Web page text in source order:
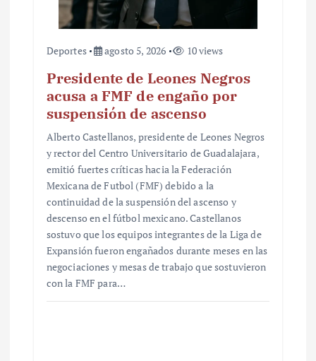
Deportes agosto 5, 2026 10 views
Presidente de Leones Negros
acusa a FMF de engaño por
suspensión de ascenso
Alberto Castellanos, presidente de Leones Negros
y rector del Centro Universitario de Guadalajara,
emitió fuertes críticas hacia la Federación
Mexicana de Futbol (FMF) debido a la
continuidad de la suspensión del ascenso y
descenso en el fútbol mexicano. Castellanos
sostuvo que los equipos integrantes de la Liga de
Expansión fueron engañados durante meses en las
negociaciones y mesas de trabajo que sostuvieron
con la FMF para…